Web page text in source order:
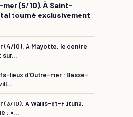
(5/10). À Saint-
tourné exclusivement
(4/10). A Mayotte, le centre
sur...
lieux d'Outre-mer : Basse-
(3/10). À Wallis-et-Futuna,
: «...